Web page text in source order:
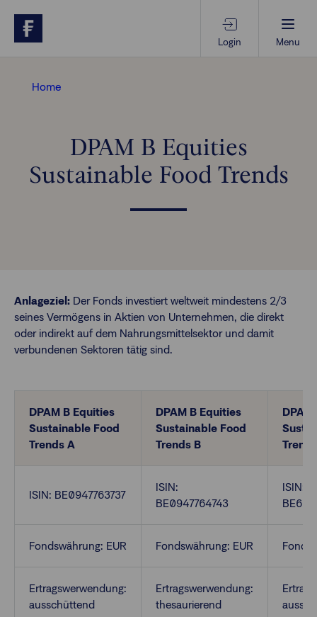
Login Menu
Beratungs-Tools
Anlagestrategien
Kontakt
Login
Home
DPAM B Equities
Sustainable Food Trends
Anlageziel: Der Fonds investiert weltweit mindestens 2/3
seines Vermögens in Aktien von Unternehmen, die direkt
oder indirekt auf dem Nahrungsmittelsektor und damit
verbundenen Sektoren tätig sind.
DPAM B Equities
Sustainable Food
Trends A
DPAM B Equities
Sustainable Food
Trends B
ISIN: BE0947763737
ISIN:
BE0947764743
ISIN:
Fondswährung: EUR Fondswährung: EUR
Ertragswerwendung:
ausschüttend
Ertragswerwendung:
thesaurierend